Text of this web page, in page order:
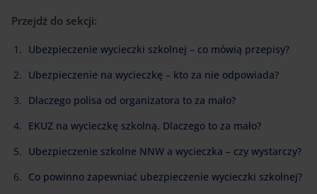
Przejdź do sekcji:
Ubezpieczenie wycieczki szkolnej – co mówią przepisy?
Ubezpieczenie na wycieczkę – kto za nie odpowiada?
Dlaczego polisa od organizatora to za mało?
EKUZ na wycieczkę szkolną. Dlaczego to za mało?
Ubezpieczenie szkolne NNW a wycieczka – czy wystarczy?
Co powinno zapewniać ubezpieczenie wycieczki szkolnej?